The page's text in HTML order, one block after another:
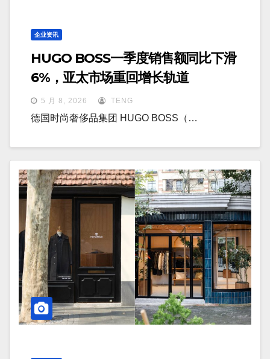
企业资讯
HUGO BOSS一季度销售额同比下滑
6%，亚太市场重回增长轨道
5 月 8, 2026 TENG
德国时尚奢侈品集团 HUGO BOSS（…